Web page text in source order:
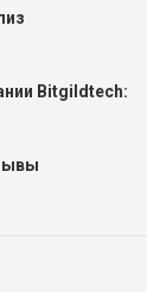
Bitgildtech: